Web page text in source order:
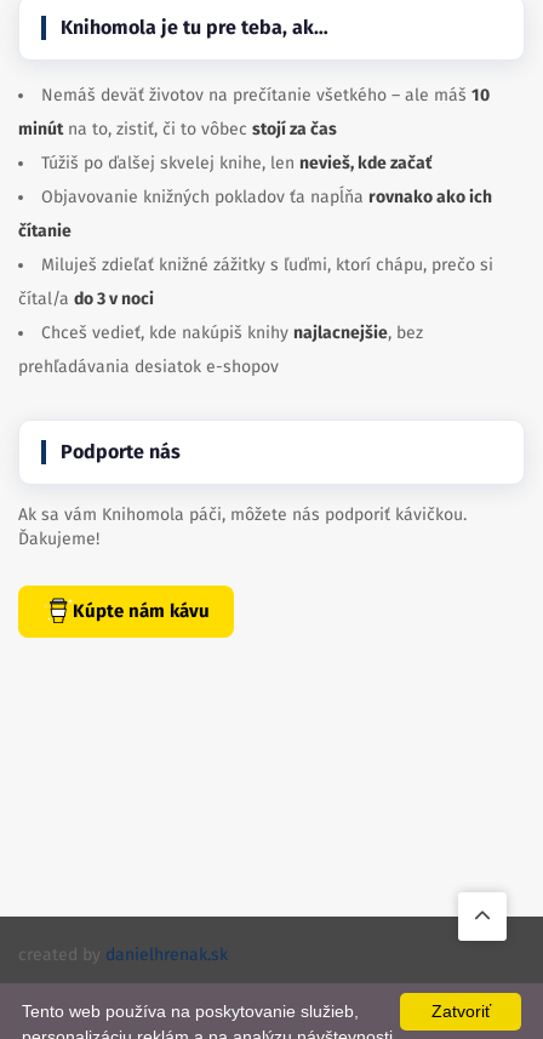
Knihomola je tu pre teba, ak…
Nemáš deväť životov na prečítanie všetkého – ale máš 10
minútna to, zistiť, či to vôbec stojí za čas
Túžiš po ďalšej skvelej knihe, len nevieš, kde začať
Objavovanie knižných pokladov ťa napĺňa rovnako ako ich
čítanie
Miluješ zdieľať knižné zážitky s ľuďmi, ktorí chápu, prečo si
čítal/a do 3 v noci
Chceš vedieť, kde nakúpiš knihy najlacnejšie, bez
prehľadávania desiatok e-shopov
Podporte nás
Ak sa vám Knihomola páči, môžete nás podporiť kávičkou.
Ďakujeme!
Kúpte nám kávu
na
created by danielhrenak.sk
Zatvoriť
Tento web používa na poskytovanie služieb,